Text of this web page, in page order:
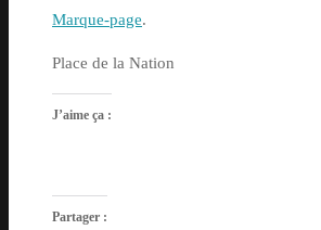
Marque-page.
Place de la Nation
J’aime ça :
Partager :